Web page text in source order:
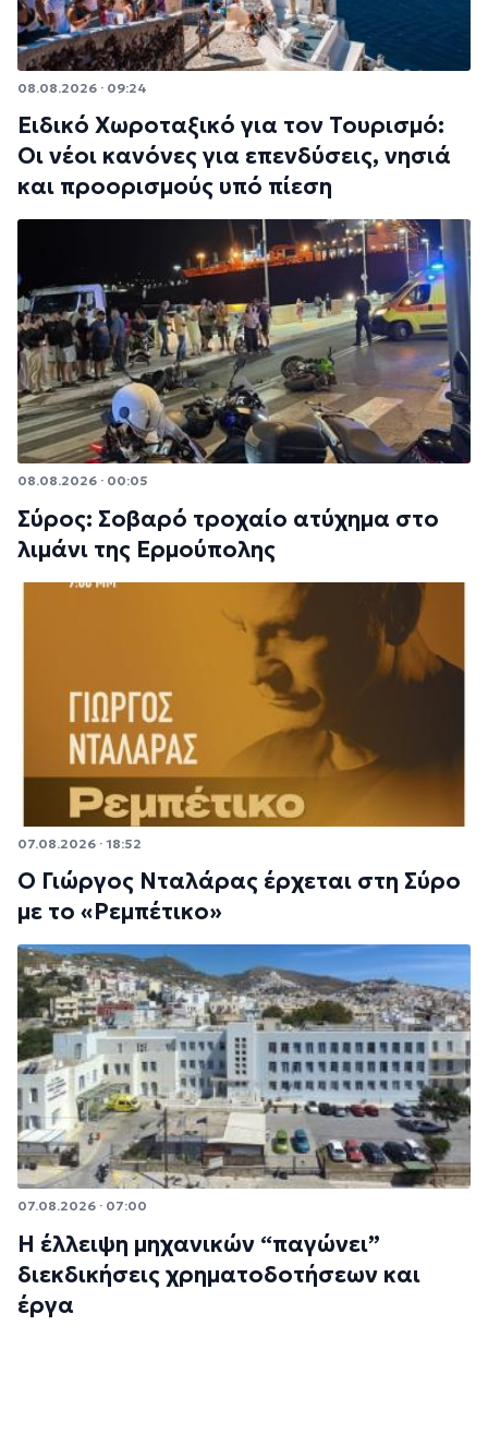
08.08.2026 · 09:24
Ειδικό Χωροταξικό για τον Τουρισμό:
Οι νέοι κανόνες για επενδύσεις, νησιά
και προορισμούς υπό πίεση
08.08.2026 · 00:05
Σύρος: Σοβαρό τροχαίο ατύχημα στο
λιμάνι της Ερμούπολης
07.08.2026 · 18:52
Ο Γιώργος Νταλάρας έρχεται στη Σύρο
με το «Ρεμπέτικο»
07.08.2026 · 07:00
Η έλλειψη μηχανικών “παγώνει”
διεκδικήσεις χρηματοδοτήσεων και
έργα